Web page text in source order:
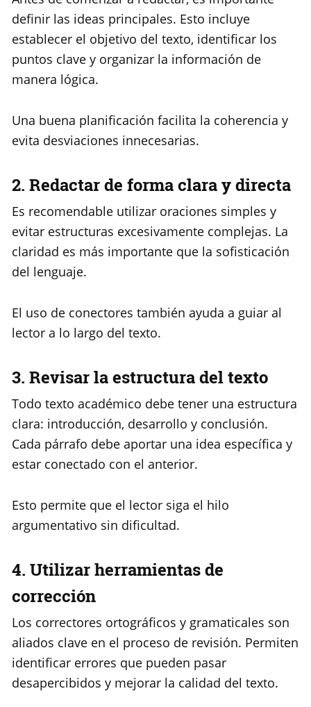
definir las ideas principales. Esto incluye
establecer el objetivo del texto, identificar los
puntos clave y organizar la información de
manera lógica.
Una buena planificación facilita la coherencia y
evita desviaciones innecesarias.
2. Redactar de forma clara y directa
Es recomendable utilizar oraciones simples y
evitar estructuras excesivamente complejas. La
claridad es más importante que la sofisticación
del lenguaje.
El uso de conectores también ayuda a guiar al
lector a lo largo del texto.
3. Revisar la estructura del texto
Todo texto académico debe tener una estructura
clara: introducción, desarrollo y conclusión.
Cada párrafo debe aportar una idea específica y
estar conectado con el anterior.
Esto permite que el lector siga el hilo
argumentativo sin dificultad.
4. Utilizar herramientas de
corrección
Los correctores ortográficos y gramaticales son
aliados clave en el proceso de revisión. Permiten
identificar errores que pueden pasar
desapercibidos y mejorar la calidad del texto.